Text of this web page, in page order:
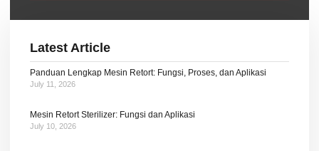
Latest Article
Panduan Lengkap Mesin Retort: Fungsi, Proses, dan Aplikasi
July 11, 2026
Mesin Retort Sterilizer: Fungsi dan Aplikasi
July 10, 2026